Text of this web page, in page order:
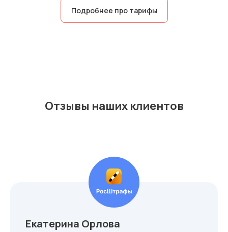
7 дней бесплатно
Квизы: 10 в месяц
Заявки: 200 в месяц
Просмотры: 10 000 в месяц
Подробнее про тарифы
Отзывы наших клиентов
Екатерина Орлова